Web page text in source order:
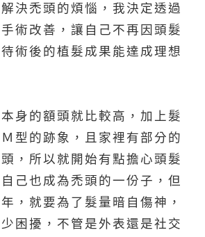
決禿頭的煩惱，我決定透過
術改善，讓自己不再因頭髮
術後的植髮成果能達成理想
身的額頭就比較高，加上髮
型的跡象，且家裡有部分的
，所以就開始有點擔心頭髮
己也成為禿頭的一份子，但
，就要為了髮量暗自傷神，
困擾，不管是外表還是社交